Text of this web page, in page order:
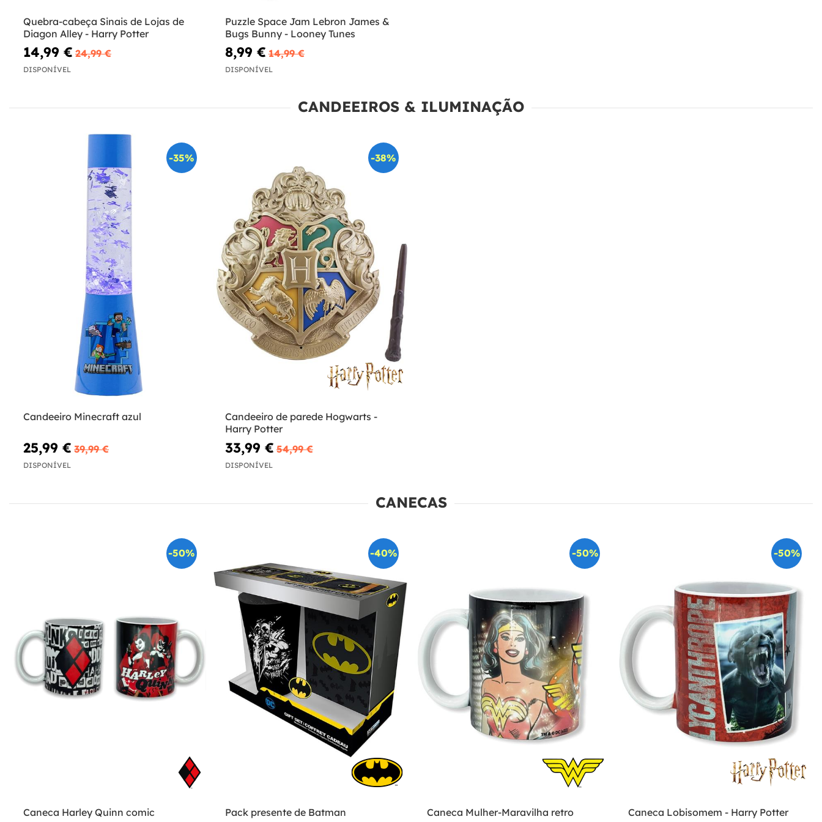
Quebra-cabeça Sinais de Lojas de
Diagon Alley - Harry Potter
14,99 € 24,99 €
DISPONÍVEL
Puzzle Space Jam Lebron James &
Bugs Bunny - Looney Tunes
8,99 € 14,99 €
DISPONÍVEL
CANDEEIROS & ILUMINAÇÃO
-35%
Candeeiro Minecraft azul
25,99 € 39,99 €
DISPONÍVEL
-38%
Candeeiro de parede Hogwarts -
Harry Potter
33,99 € 54,99 €
DISPONÍVEL
CANECAS
-50%
Caneca Harley Quinn comic
-40%
Pack presente de Batman
-50%
Caneca Mulher-Maravilha retro
-50%
Caneca Lobisomem - Harry Potter